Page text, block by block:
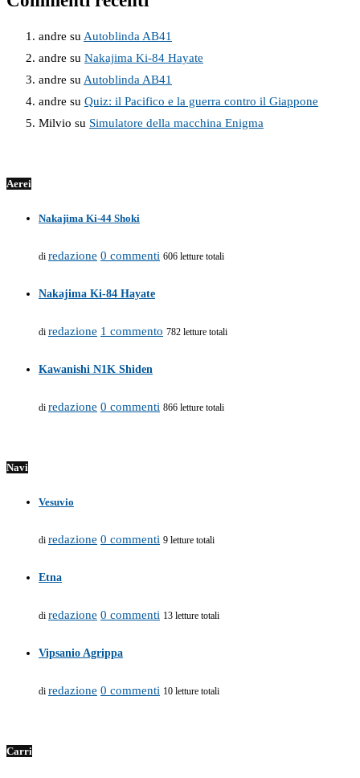
andre su Autoblinda AB41
andre su Nakajima Ki-84 Hayate
andre su Autoblinda AB41
andre su Quiz: il Pacifico e la guerra contro il Giappone
Milvio su Simulatore della macchina Enigma
Aerei
Nakajima Ki-44 Shoki
di redazione 0 commenti 606 letture totali
Nakajima Ki-84 Hayate
di redazione 1 commento 782 letture totali
Kawanishi N1K Shiden
di redazione 0 commenti 866 letture totali
Navi
Vesuvio
di redazione 0 commenti 9 letture totali
Etna
di redazione 0 commenti 13 letture totali
Vipsanio Agrippa
di redazione 0 commenti 10 letture totali
Carri